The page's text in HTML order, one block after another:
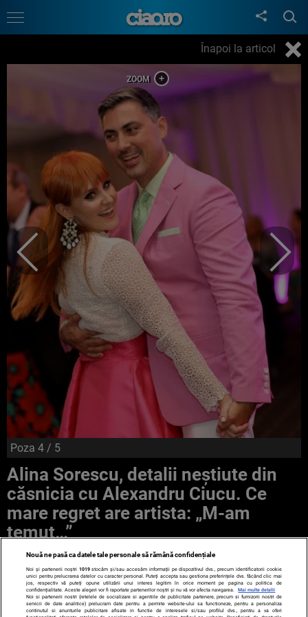
Înapoi la articol
Poza 4 / 5
Alina Sorescu, detalii neştiute din
căsnicia cu Alexandru Ciucu. Ce
mare regret are artista: „M-am
temut…”
Nouă ne pasă ca datele tale personale să rămână confidențiale
Noi și partenerii noștri 1019stocăm și/sau accesăm informații pe dispozitivul dvs., precum identificatorii cookie
unici pentru prelucrarea datelor cu caracter personal. Puteți accepta sau gestiona preferințele dvs. făcând clic mai
jos, respectiv vă puteți opune utilizării unui interes legitim în orice moment pe pagina cu politica de
confidențialitate. Aceste alegeri vor fi raportate partenerilor noștri și nu vă vor afecta navigarea.
Mai multe detalii
Noi si partenerii nostri (retelele de socializare si agentiile de publicitate partenere, precum si furnizorii nostri de
servicii de date analitice) prelucram date pentru a permite website-ului sa functioneze, pentru a personaliza
continutul si anunturile publicitare afisate in functie de interesele si/sau profilul dvs., pentru a va oferi